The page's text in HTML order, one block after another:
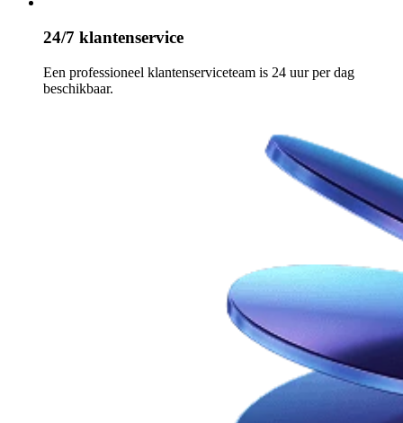
24/7 klantenservice
Een professioneel klantenserviceteam is 24 uur per dag
beschikbaar.